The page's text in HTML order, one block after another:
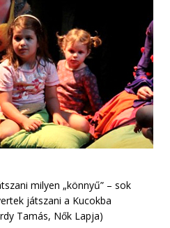
milyen „könnyű” – sok
játszani a Kucokba
Tamás, Nők Lapja)